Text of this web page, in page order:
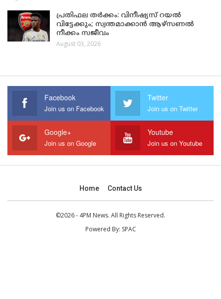
പ്രതിഫല തർക്കം: വിനീഷ്യസ് റയൽ
വിട്ടേക്കും; സ്വന്തമാക്കാൻ ആഴ്സണൽ
നീക്കം സജീവം
August 03, 2026
Facebook
Join us on Facebook
Twitter
Join us on Twitter
Google+
Join us on Google
Youtube
Join us on Youtube
Home Contact Us
©2026 - 4PM News. All Rights Reserved.
Powered By: SPAC